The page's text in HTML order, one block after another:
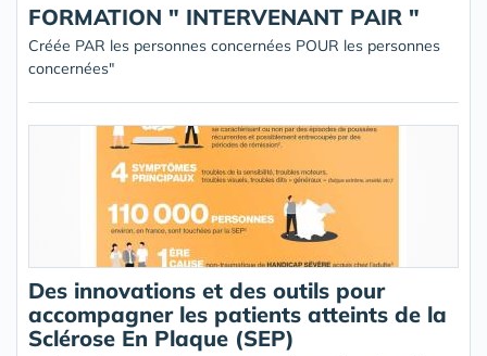
FORMATION " INTERVENANT PAIR "
Créée PAR les personnes concernées POUR les personnes
concernées"
Des innovations et des outils pour
accompagner les patients atteints de la
Sclérose En Plaque (SEP)